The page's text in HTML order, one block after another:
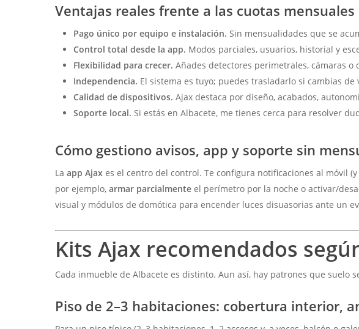
Ventajas reales frente a las cuotas mensuales
Pago único por equipo e instalación. Sin mensualidades que se
Control total desde la app. Modos parciales, usuarios, historial y
Flexibilidad para crecer. Añades detectores perimetrales, cámaras o
Independencia. El sistema es tuyo; puedes trasladarlo si cambias de
Calidad de dispositivos. Ajax destaca por diseño, acabados,
Soporte local. Si estás en Albacete, me tienes cerca para resolver
Cómo gestiono avisos, app y soporte sin
Laapp Ajax es el centro del control. Te configura notificaciones al móvil
por ejemplo,armar parcialmente el perímetro por la noche o activar/
visual y módulos de domótica para encender luces disuasorias ante un
Kits Ajax recomendados
Cada inmueble de Albacete es distinto. Aun así, hay patrones que suelo
Piso de 2–3 habitaciones: cobertura interior,